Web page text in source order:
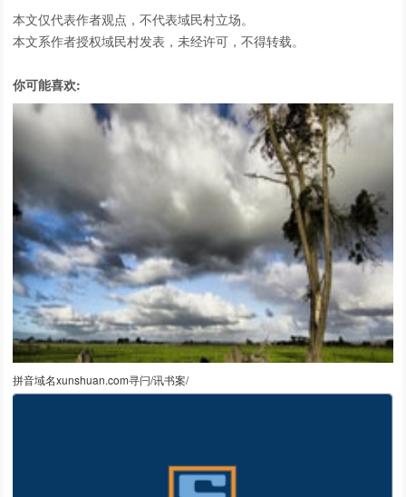
本文仅代表作者观点，不代表域民村立场。
本文系作者授权域民村发表，未经许可，不得转载。
你可能喜欢:
拼音域名xunshuan.com寻闩/讯书案/